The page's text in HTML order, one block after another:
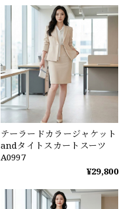
テーラードカラージャケット
andタイトスカートスーツ
A0997
¥29,800